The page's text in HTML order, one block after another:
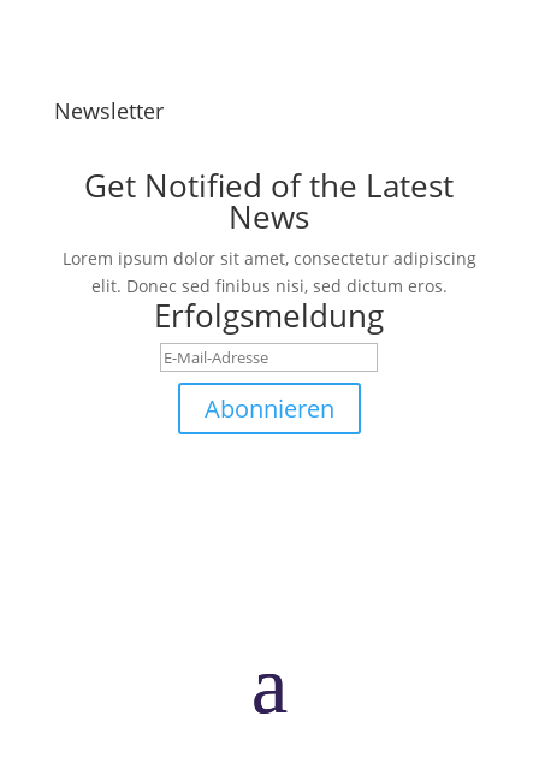
Newsletter
Get Notified of the Latest
News
Lorem ipsum dolor sit amet, consectetur adipiscing
elit. Donec sed finibus nisi, sed dictum eros.
Erfolgsmeldung
Abonnieren